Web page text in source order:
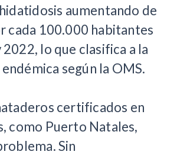
aumentando de
cada 100.000 habitantes
lo que clasifica a la
según la OMS.
certificados en
como Puerto Natales,
Sin